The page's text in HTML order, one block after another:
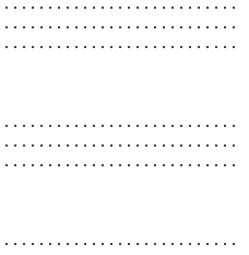
. . . . . . . . . . . . . . . . . . . . . . . . . .
. . . . . . . . . . . . . . . . . . . . . . . . . .
. . . . . . . . . . . . . . . . . . . . . . . . . .
. . . . . . . . . . . . . . . . . . . . . . . . . .
. . . . . . . . . . . . . . . . . . . . . . . . . .
. . . . . . . . . . . . . . . . . . . . . . . . . .